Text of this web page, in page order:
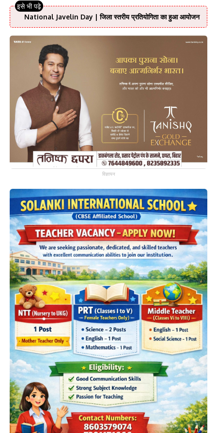
National Javelin Day | जिला स्तरीय प्रतियोगिता का हुआ आयोजन
विज्ञापन